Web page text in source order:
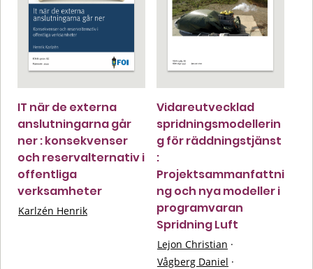
IT när de externa
anslutningarna går
ner : konsekvenser
och reservalternativ i
offentliga
verksamheter
Karlzén Henrik
Vidareutvecklad
spridningsmodellerin
g för räddningstjänst
:
Projektsammanfattni
ng och nya modeller i
programvaran
Spridning Luft
Lejon Christian ·
Vågberg Daniel ·